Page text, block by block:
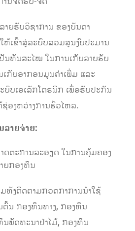
າຍຮັບວິຊາການ ຂອງບັນດາ
ຫ້ເຂົ້າສູ່ລະບົບລວມສູນງົບປະມານ
ນທັນສະໄໝ ໃນການເກັບລາຍຮັບ
ກັບ​ອາກອນ​ມູນ​ຄ່າ​ເພີ່ມ ​ແລະ
ບົບ​ເອ​​ເລັກໂຕຣນິກ ​ເພື່ອ​ຮັບປະກັນ
ຊ່ອງ​ຫວ່າງການ​ຮົ່ວ​ໄຫລ.
ລາຍຈ່າຍ:
ດຕະການລະອຽດ ໃນການຄຸ້ມຄອງ
ຍກອງທຶນ
ທັງ​ຕິດຕາມ​ກວດກາ​ການ​ນຳ​ໃຊ້​
ຕົ້ນ ກອງທຶນທາງ, ກອງທຶນ
ພັດທະນາ​ປ່າ​ໄມ້, ກອງທຶນ